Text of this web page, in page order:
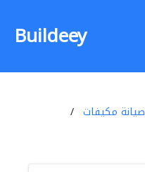
Buildeey
صيانة مكيفات